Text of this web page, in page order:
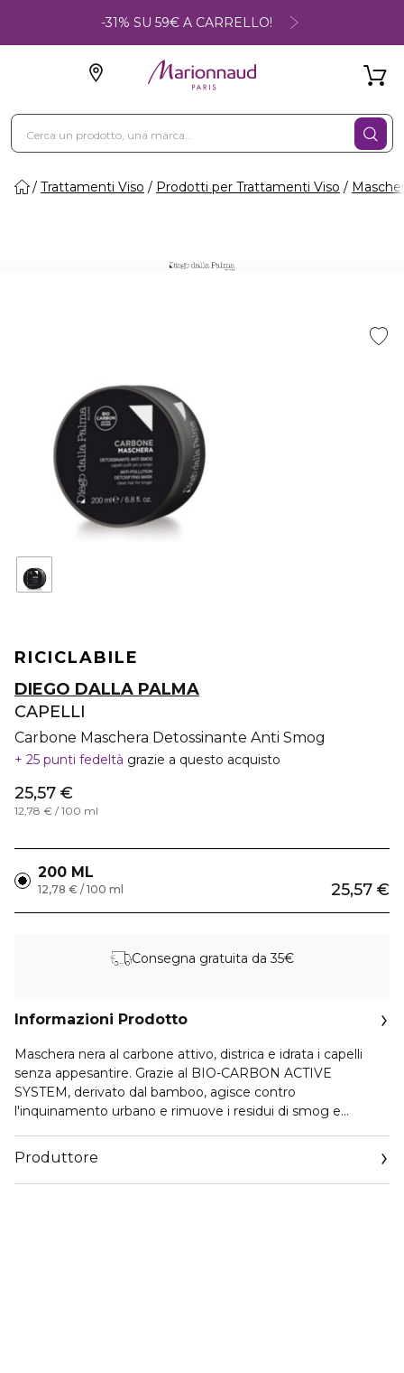
-31% SU 59€ A CARRELLO!
Trattamenti Viso Prodotti per Trattamenti Viso
RICICLABILE
DIEGO DALLA PALMA
CAPELLI
Carbone Maschera Detossinante Anti Smog
25 punti fedeltà grazie a questo acquisto
25,57 €
12,78 € / 100 ml
200 ML
25,57 €
12,78 € / 100 ml
Consegna gratuita da 35€
Informazioni Prodotto
Maschera nera al carbone attivo, districa e idrata i capelli
senza appesantire. Grazie al BIO-CARBON ACTIVE
SYSTEM, derivato dal bamboo, agisce contro
l'inquinamento urbano e rimuove i residui di smog e
cheratina, ristruttura e nutre i capelli in profondità. Per
capelli detossinati, soffici e setosi.
Produttore